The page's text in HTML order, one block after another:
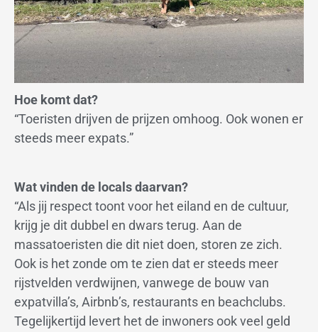
Hoe komt dat?
“Toeristen drijven de prijzen omhoog. Ook wonen er
steeds meer expats.”
Wat vinden de locals daarvan?
“Als jij respect toont voor het eiland en de cultuur,
krijg je dit dubbel en dwars terug. Aan de
massatoeristen die dit niet doen, storen ze zich.
Ook is het zonde om te zien dat er steeds meer
rijstvelden verdwijnen, vanwege de bouw van
expatvilla’s, Airbnb’s, restaurants en beachclubs.
Tegelijkertijd levert het de inwoners ook veel geld